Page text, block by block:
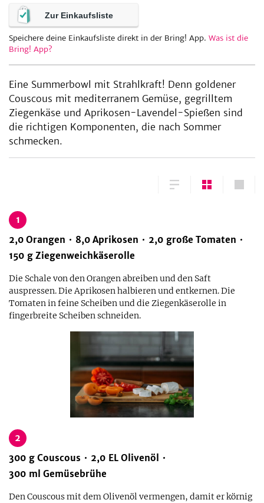
Zur Einkaufsliste
Speichere deine Einkaufsliste direkt in der Bring! App. Was ist die
Bring! App?
Eine Summerbowl mit Strahlkraft! Denn goldener
Couscous mit mediterranem Gemüse, gegrilltem
Ziegenkäse und Aprikosen-Lavendel-Spießen sind
die richtigen Komponenten, die nach Sommer
schmecken.
1
2,0 Orangen 8,0 Aprikosen 2,0 große Tomaten
150 g Ziegenweichkäserolle
Die Schale von den Orangen abreiben und den Saft
auspressen. Die Aprikosen halbieren und entkernen. Die
Tomaten in feine Scheiben und die Ziegenkäserolle in
fingerbreite Scheiben schneiden.
2
300 g Couscous 2,0 EL Olivenöl
300 ml Gemüsebrühe
Den Couscous mit dem Olivenöl vermengen, damit er körnig